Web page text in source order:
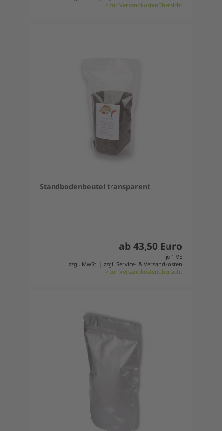
> zur Versandkostenübersicht
Standbodenbeutel transparent
ab 43,50 Euro
je 1 VE
zzgl. MwSt. | zzgl. Service- & Versandkosten
> zur Versandkostenübersicht